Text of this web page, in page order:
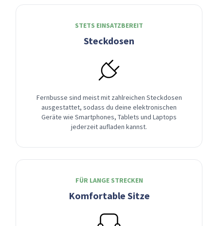
STETS EINSATZBEREIT
Steckdosen
Fernbusse sind meist mit zahlreichen Steckdosen
ausgestattet, sodass du deine elektronischen
Geräte wie Smartphones, Tablets und Laptops
jederzeit aufladen kannst.
FÜR LANGE STRECKEN
Komfortable Sitze